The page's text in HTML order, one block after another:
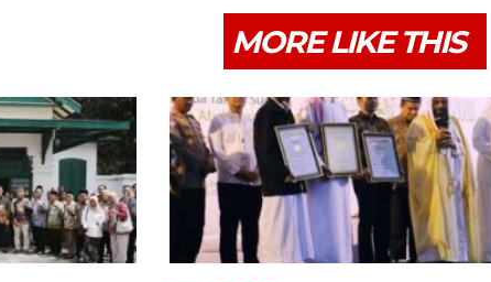
MORE LIKE THIS